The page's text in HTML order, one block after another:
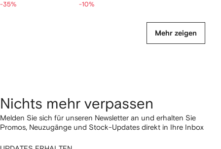
-35% -10%
Mehr zeigen
Nichts mehr verpassen
Melden Sie sich für unseren Newsletter an und erhalten Sie
Promos, Neuzugänge und Stock-Updates direkt in Ihre Inbox